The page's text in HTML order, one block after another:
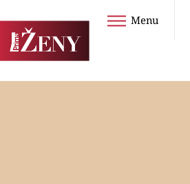
Menu